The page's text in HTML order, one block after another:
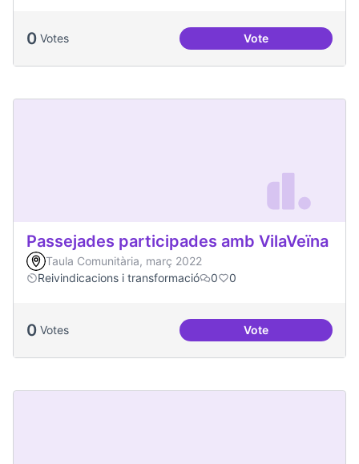
0 Votes VoteMés voluntariat
Passejades participades amb VilaVeïna
Taula Comunitària, març 2022
Reivindicacions i transformació
0 0
0 Votes VotePassejades